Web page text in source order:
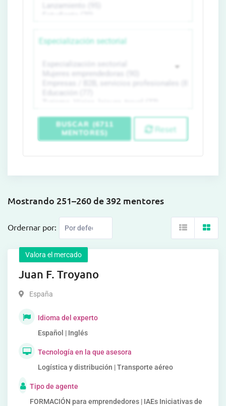
Especialización sectorial
BUSCAR (6711
MENTORES)
Reset
Mostrando 251–260 de 392 mentores
Ordernar por:
Valora el mercado
Juan F. Troyano
España
Idioma del experto
Español | Inglés
Tecnología en la que asesora
Logística y distribución | Transporte aéreo
Tipo de agente
FORMACIÓN para emprendedores | IAEs Iniciativas de